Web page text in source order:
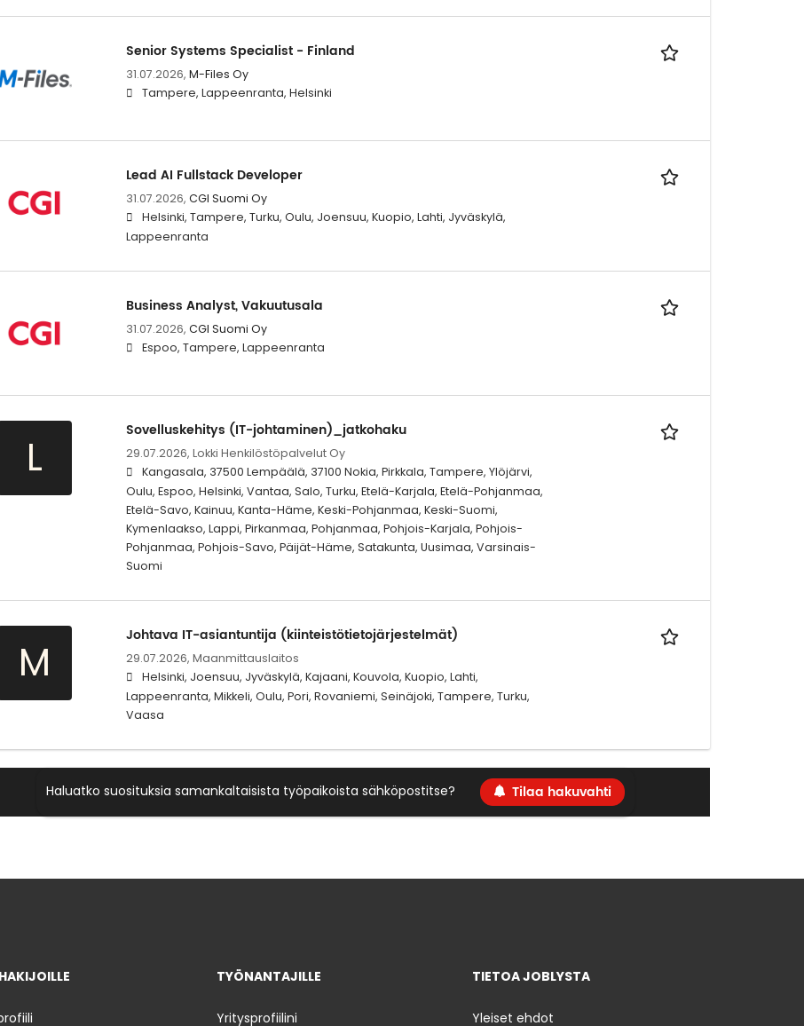
Senior Systems Specialist - Finland
31.07.2026, M-Files Oy
Tampere, Lappeenranta, Helsinki
Lead AI Fullstack Developer
31.07.2026, CGI Suomi Oy
Helsinki, Tampere, Turku, Oulu, Joensuu, Kuopio, Lahti, Jyväskylä,
Lappeenranta
Business Analyst, Vakuutusala
31.07.2026, CGI Suomi Oy
Espoo, Tampere, Lappeenranta
L
Sovelluskehitys (IT-johtaminen)_jatkohaku
29.07.2026, Lokki Henkilöstöpalvelut Oy
Kangasala, 37500 Lempäälä, 37100 Nokia, Pirkkala, Tampere, Ylöjärvi,
Oulu, Espoo, Helsinki, Vantaa, Salo, Turku, Etelä-Karjala, Etelä-Pohjanmaa,
Etelä-Savo, Kainuu, Kanta-Häme, Keski-Pohjanmaa, Keski-Suomi,
Kymenlaakso, Lappi, Pirkanmaa, Pohjanmaa, Pohjois-Karjala, Pohjois-
Pohjanmaa, Pohjois-Savo, Päijät-Häme, Satakunta, Uusimaa, Varsinais-
Suomi
M
Johtava IT-asiantuntija (kiinteistötietojärjestelmät)
29.07.2026, Maanmittauslaitos
Helsinki, Joensuu, Jyväskylä, Kajaani, Kouvola, Kuopio, Lahti,
Lappeenranta, Mikkeli, Oulu, Pori, Rovaniemi, Seinäjoki, Tampere, Turku,
Vaasa
Haluatko suosituksia samankaltaisista työpaikoista sähköpostitse? Tilaa hakuvahti
TYÖNANTAJILLE
Yritysprofiilini
TIETOA JOBLYSTA
Yleiset ehdot